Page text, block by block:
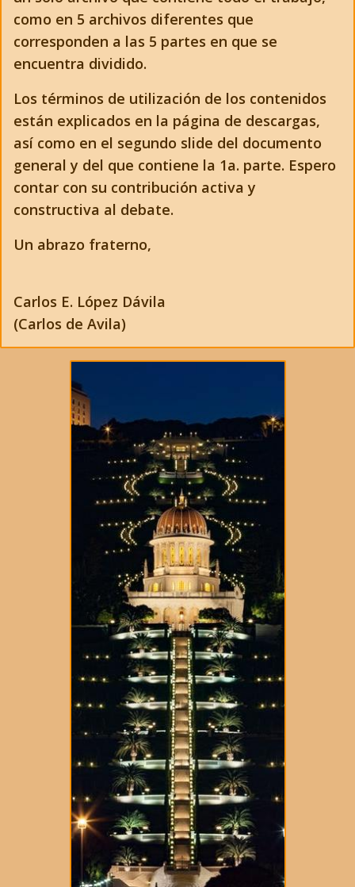
como en 5 archivos diferentes que
corresponden a las 5 partes en que se
encuentra dividido.
Los términos de utilización de los contenidos
están explicados en la página de descargas,
así como en el segundo slide del documento
general y del que contiene la 1a. parte. Espero
contar con su contribución activa y
constructiva al debate.
Un abrazo fraterno,
Carlos E. López Dávila
(Carlos de Avila)